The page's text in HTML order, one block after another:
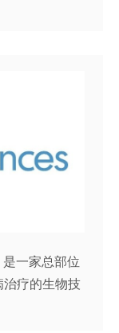
一家总部位
疗的生物技